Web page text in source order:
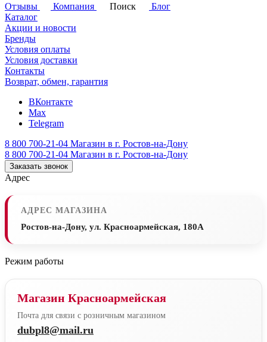
Отзывы
Компания Поиск
Блог
Каталог
Акции и новости
Бренды
Условия оплаты
Условия доставки
Контакты
Возврат, обмен, гарантия
ВКонтакте
Max
Telegram
8 800 700-21-04 Магазин в г. Ростов-на-Дону
8 800 700-21-04 Магазин в г. Ростов-на-Дону
Заказать звонок
Адрес
АДРЕС МАГАЗИНА
Ростов-на-Дону, ул. Красноармейская, 180А
Режим работы
Магазин Красноармейская
Почта для связи с розничным магазином
dubpl8@mail.ru